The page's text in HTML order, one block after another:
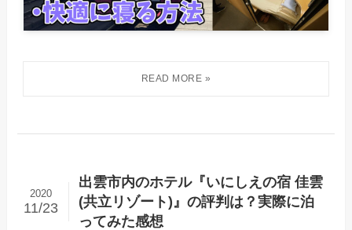
出雲市内のホテル『いにしえの宿 佳雲
(共立リゾート)』の評判は？実際に泊
ってみた感想
2020
11/23